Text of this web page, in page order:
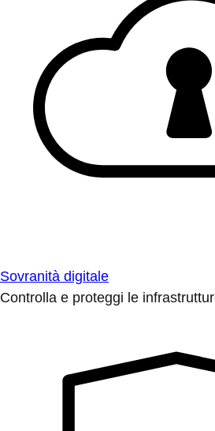
Sovranità digitale
Controlla e proteggi le